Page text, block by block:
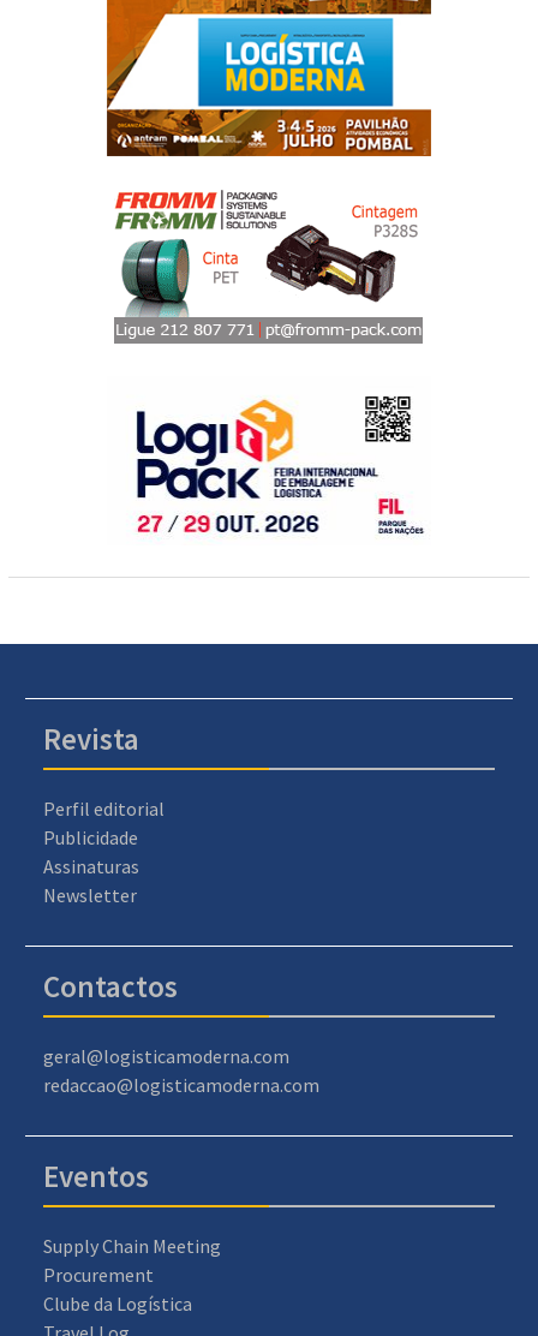
Revista
Perfil editorial
Publicidade
Assinaturas
Newsletter
Contactos
geral@logisticamoderna.com
redaccao@logisticamoderna.com
Eventos
Supply Chain Meeting
Procurement
Clube da Logística